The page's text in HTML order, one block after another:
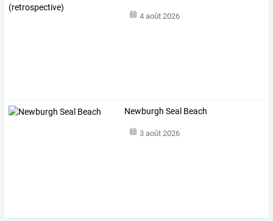
4 août 2026
Newburgh Seal Beach
3 août 2026